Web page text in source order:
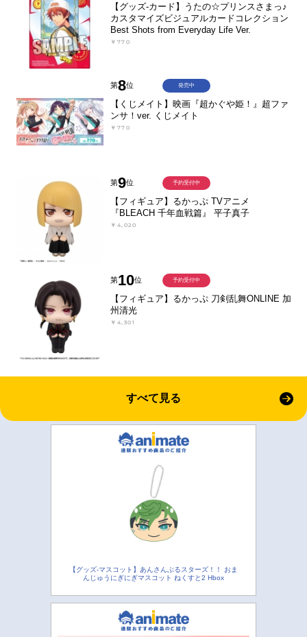
【グッズ-カード】うたの☆プリンスさまっ♪
カスタマイズビジュアルカードコレクション
Best Shots from Everyday Life Ver.
￥770
第8位
【くじメイト】映画『超かぐや姫！』超ファ
ンサ！ver. くじメイト
￥770
発売中
第9位
【フィギュア】るかっぷ TVアニメ
『BLEACH 千年血戦篇』 平子真子
￥4,020
予約受付中
第10位
【フィギュア】るかっぷ 刀剣乱舞ONLINE 加
州清光
￥4,301
予約受付中
すべて見る
【グッズ-マスコット】あんさんぶるスターズ！！ おま
んじゅうにぎにぎマスコット ねくすと2 Hbox